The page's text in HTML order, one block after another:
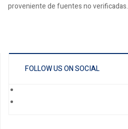
proveniente de fuentes no verificadas.
FOLLOW US ON SOCIAL